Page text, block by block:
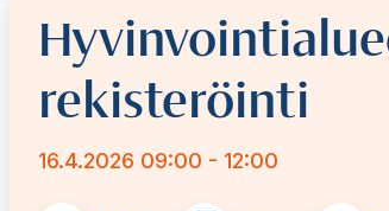
rekisteröinti
16.4.2026 09:00 - 12:00